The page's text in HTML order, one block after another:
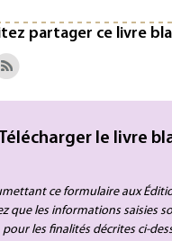
partager ce livre
le livre
ce formulaire aux
que les informations saisies
pour les finalités décrites ci-